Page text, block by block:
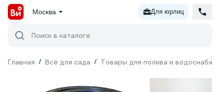
Москва Для юрлиц
Поиск в каталоге
Главная / Всё для сада / Товары для полива и